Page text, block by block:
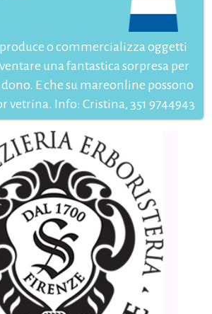
o commercializza oggetti
una fantastica sorpresa per
E che su mareonline possono
vetrina. Info: Cristina, 351 9744943